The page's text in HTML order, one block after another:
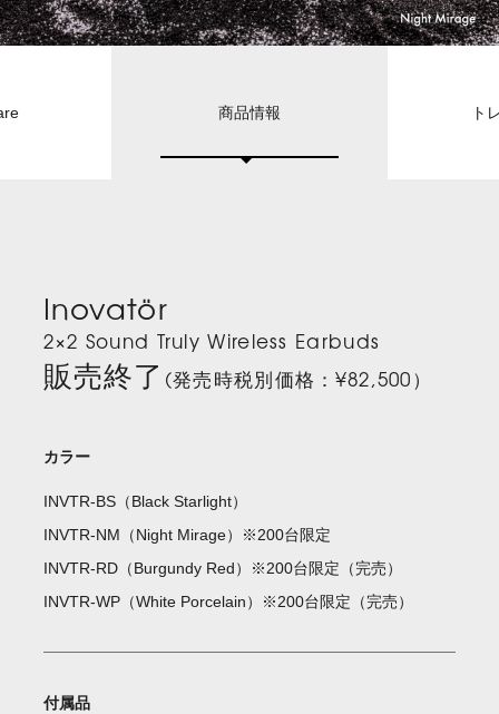
商品情報 ト
Inovatör
2×2 Sound Truly Wireless Earbuds
販売終了 (発売時税別価格：¥82,500）
カラー
INVTR-BS（Black Starlight）
INVTR-NM（Night Mirage）※200台限定
INVTR-RD（Burgundy Red）※200台限定（完売）
INVTR-WP（White Porcelain）※200台限定（完売）
付属品